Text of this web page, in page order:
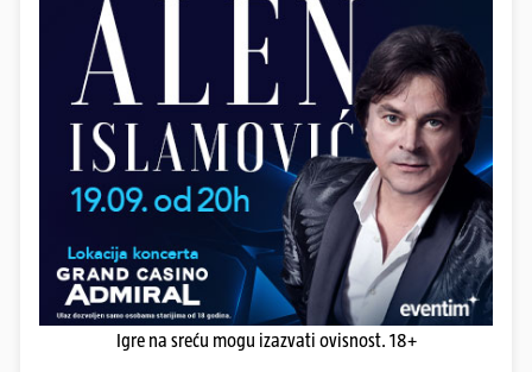
Igre na sreću mogu izazvati ovisnost. 18+